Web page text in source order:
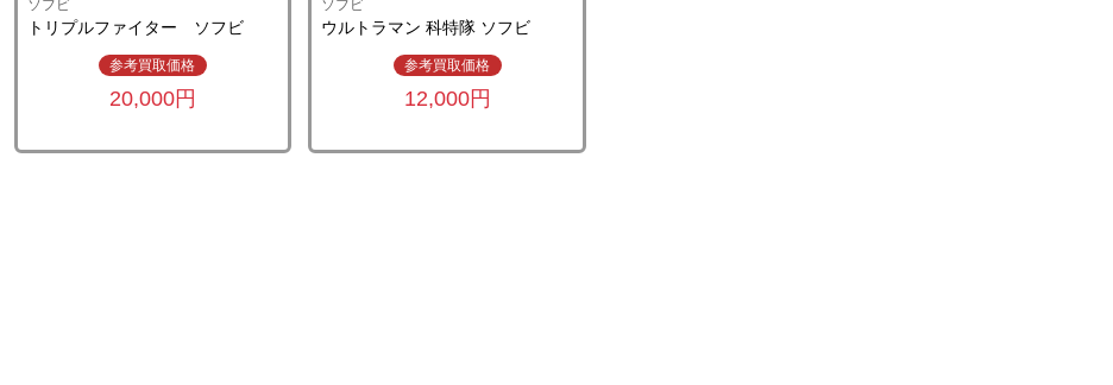
ソフビ
トリプルファイター ソフビ
参考買取価格
20,000円
ソフビ
ウルトラマン 科特隊 ソフビ
参考買取価格
12,000円